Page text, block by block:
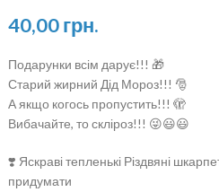
40,00грн.
Подарунки всім дарує!!! 🎁
Старий жирний Дід Мороз!!! 🎅
А якщо когось пропустить!!! 🫣
Вибачайте, то скліроз!!! 😜😃😃
❣️ Яскраві тепленькі Різдвяні
придумати